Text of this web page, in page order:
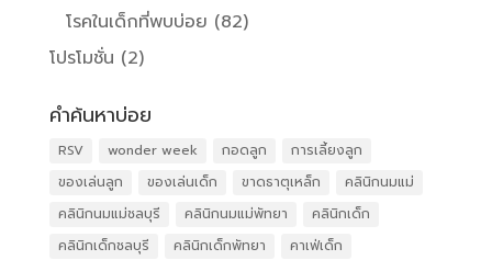
โรคในเด็กที่พบบ่อย (82)
โปรโมชั่น (2)
คำค้นหาบ่อย
RSV wonder week กอดลูก
การเลี้ยงลูก
ของเล่นลูก
ของเล่นเด็ก ขาดธาตุเหล็ก
คลินิกนมแม่
คลินิกนมแม่ชลบุรี
คลินิกนมแม่พัทยา
คลินิกเด็ก
คลินิกเด็กชลบุรี
คลินิกเด็กพัทยา
คาเฟ่เด็ก